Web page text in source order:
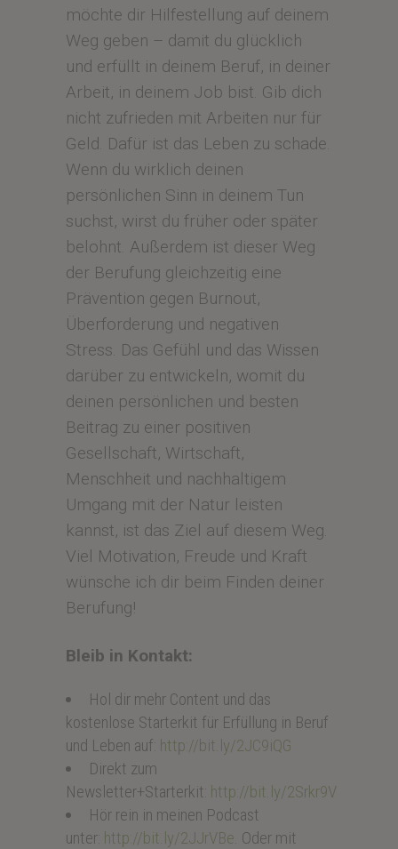
möchte dir Hilfestellung auf deinem
Weg geben – damit du glücklich
und erfüllt in deinem Beruf, in deiner
Arbeit, in deinem Job bist. Gib dich
nicht zufrieden mit Arbeiten nur für
Geld. Dafür ist das Leben zu schade.
Wenn du wirklich deinen
persönlichen Sinn in deinem Tun
suchst, wirst du früher oder später
belohnt. Außerdem ist dieser Weg
der Berufung gleichzeitig eine
Prävention gegen Burnout,
Überforderung und negativen
Stress. Das Gefühl und das Wissen
darüber zu entwickeln, womit du
deinen persönlichen und besten
Beitrag zu einer positiven
Gesellschaft, Wirtschaft,
Menschheit und nachhaltigem
Umgang mit der Natur leisten
kannst, ist das Ziel auf diesem Weg.
Viel Motivation, Freude und Kraft
wünsche ich dir beim Finden deiner
Berufung!
Bleib in Kontakt:
Hol dir mehr Content und das
kostenlose Starterkit für Erfüllung in Beruf
und Leben auf: http://bit.ly/2JC9iQG
Direkt zum
Newsletter+Starterkit: http://bit.ly/2Srkr9V
Hör rein in meinen Podcast
unter: http://bit.ly/2JJrVBe. Oder mit